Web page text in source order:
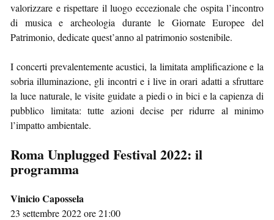
valorizzare e rispettare il luogo eccezionale che ospita l’incontro
di musica e archeologia durante le Giornate Europee del
Patrimonio, dedicate quest’anno al patrimonio sostenibile.
I concerti prevalentemente acustici, la limitata amplificazione e la
sobria illuminazione, gli incontri e i live in orari adatti a sfruttare
la luce naturale, le visite guidate a piedi o in bici e la capienza di
pubblico limitata: tutte azioni decise per ridurre al minimo
l’impatto ambientale.
Roma Unplugged Festival 2022: il
programma
Vinicio Capossela
23 settembre 2022 ore 21:00